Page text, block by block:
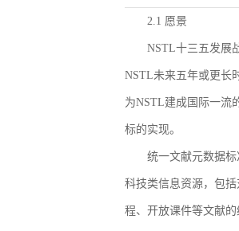
2.1 愿景
NSTL十三五发展
NSTL未来五年或更长
为NSTL建成国际一流
标的实现。
统一文献元数据
科技类信息资源，包
程、开放课件等文献